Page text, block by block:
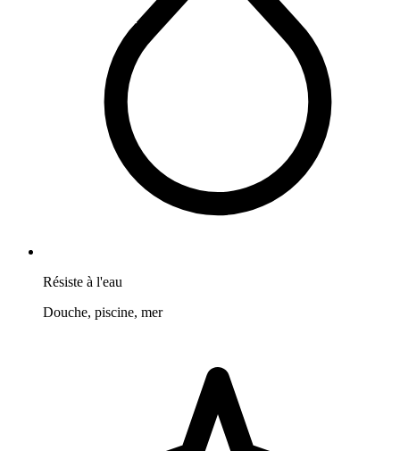
Résiste à l'eau
Douche, piscine, mer